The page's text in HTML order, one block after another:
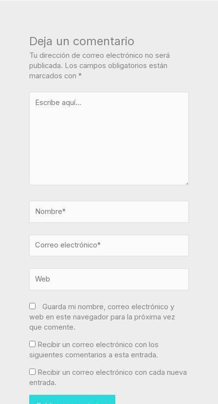
Deja un comentario
Tu dirección de correo electrónico no será
publicada. Los campos obligatorios están
marcados con *
aquí...
electrónico*
Guarda mi nombre, correo electrónico y
web en este navegador para la próxima vez
que comente.
Recibir un correo electrónico con los
siguientes comentarios a esta entrada.
Recibir un correo electrónico con cada nueva
entrada.